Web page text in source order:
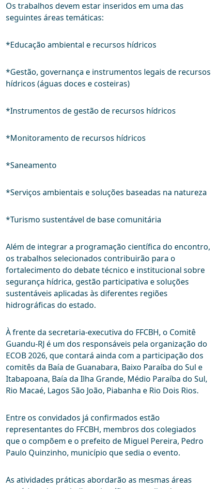
Os trabalhos devem estar inseridos em uma das
seguintes áreas temáticas:
*Educação ambiental e recursos hídricos
*Gestão, governança e instrumentos legais de recursos
hídricos (águas doces e costeiras)
*Instrumentos de gestão de recursos hídricos
*Monitoramento de recursos hídricos
*Saneamento
*Serviços ambientais e soluções baseadas na natureza
*Turismo sustentável de base comunitária
Além de integrar a programação científica do encontro,
os trabalhos selecionados contribuirão para o
fortalecimento do debate técnico e institucional sobre
segurança hídrica, gestão participativa e soluções
sustentáveis aplicadas às diferentes regiões
hidrográficas do estado.
À frente da secretaria-executiva do FFCBH, o Comitê
Guandu-RJ é um dos responsáveis pela organização do
ECOB 2026, que contará ainda com a participação dos
comitês da Baía de Guanabara, Baixo Paraíba do Sul e
Itabapoana, Baía da Ilha Grande, Médio Paraíba do Sul,
Rio Macaé, Lagos São João, Piabanha e Rio Dois Rios.
Entre os convidados já confirmados estão
representantes do FFCBH, membros dos colegiados
que o compõem e o prefeito de Miguel Pereira, Pedro
Paulo Quinzinho, município que sedia o evento.
As atividades práticas abordarão as mesmas áreas